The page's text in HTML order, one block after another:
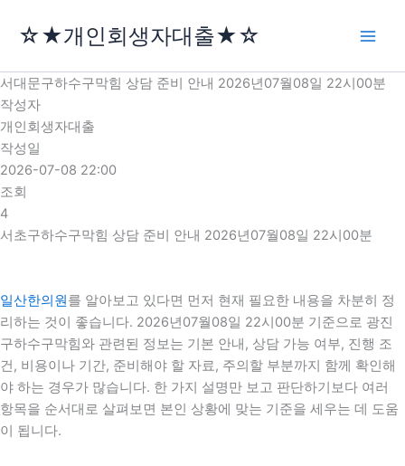
로
건
너
뛰
기
☆★개인회생자대출★☆
서대문구하수구막힘 상담 준비 안내 2026년07월08일 22시00분
작성자
개인회생자대출
작성일
2026-07-08 22:00
조회
4
서초구하수구막힘 상담 준비 안내 2026년07월08일 22시00분
일산한의원를 알아보고 있다면 먼저 현재 필요한 내용을 차분히 정
리하는 것이 좋습니다. 2026년07월08일 22시00분 기준으로 광진
구하수구막힘와 관련된 정보는 기본 안내, 상담 가능 여부, 진행 조
건, 비용이나 기간, 준비해야 할 자료, 주의할 부분까지 함께 확인해
야 하는 경우가 많습니다. 한 가지 설명만 보고 판단하기보다 여러
항목을 순서대로 살펴보면 본인 상황에 맞는 기준을 세우는 데 도움
이 됩니다.